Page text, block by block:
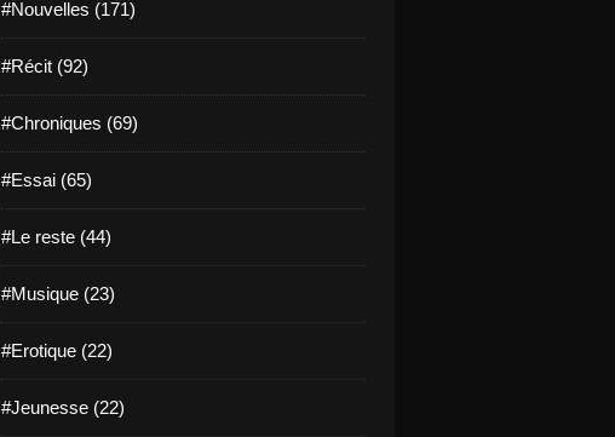
#Nouvelles (171)
#Récit (92)
#Chroniques (69)
#Essai (65)
#Le reste (44)
#Musique (23)
#Erotique (22)
#Jeunesse (22)